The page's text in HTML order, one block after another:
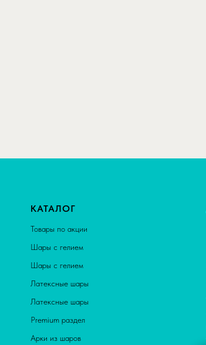
КАТАЛОГ
Товары по акции
Шары с гелием
Шары с гелием
Латексные шары
Латексные шары
Premium раздел
Арки из шаров